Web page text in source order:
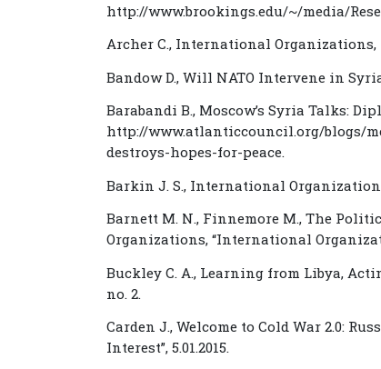
http://www.brookings.edu/~/media/
Archer C., International Organizations,
Bandow D., Will NATO Intervene in
Barabandi B., Moscow’s Syria Talks:
http://www.atlanticcouncil.org/blogs/
destroys-hopes-for-peace.
Barkin J. S., International
Barnett M. N., Finnemore M., The
Organizations, “International
Buckley C. A., Learning from Libya,
no. 2.
Carden J., Welcome to Cold War 2.0:
Interest”, 5.01.2015.